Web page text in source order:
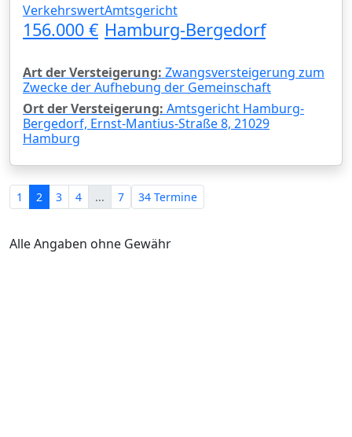
Verkehrswert
156.000 €
Amtsgericht
Hamburg-Bergedorf
Art der Versteigerung: Zwangsversteigerung zum
Zwecke der Aufhebung der Gemeinschaft
Ort der Versteigerung: Amtsgericht Hamburg-
Bergedorf, Ernst-Mantius-Straße 8, 21029
Hamburg
1 2 3 4 ... 7 34 Termine
Alle Angaben ohne Gewähr